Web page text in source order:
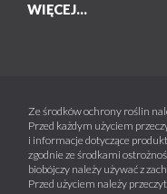
WIĘCEJ...
Ze środków ochrony roślin
Przed każdym użyciem
i informacje dotyczące
zgodnie ze środkami
biobójczy należy używać z
Przed użyciem należy